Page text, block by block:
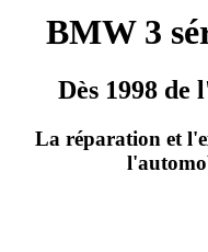
BMW 3
Dès 1998 de
La réparation et